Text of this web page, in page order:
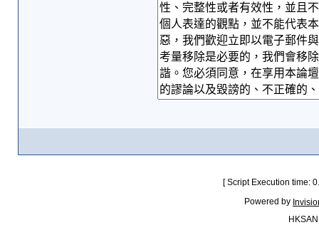
[ Script Execution time:
Powered by